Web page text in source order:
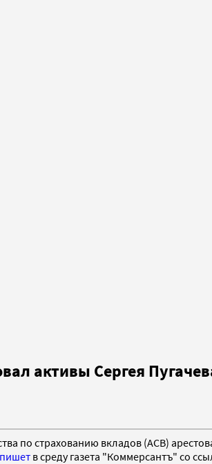
активы Сергея
по страхованию вкладов (АСВ)
пишет в среду газета "Коммерсантъ" со